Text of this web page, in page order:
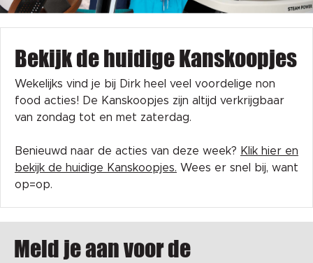
Bekijk de huidige Kanskoopjes
Wekelijks vind je bij Dirk heel veel voordelige non
food acties! De Kanskoopjes zijn altijd verkrijgbaar
van zondag tot en met zaterdag.
Benieuwd naar de acties van deze week? Klik hier en
bekijk de huidige Kanskoopjes. Wees er snel bij, want
op=op.
Meld je aan voor de